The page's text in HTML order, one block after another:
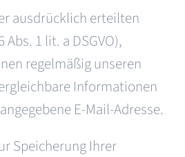
ausdrücklich erteilten
1 lit. a DSGVO),
regelmäßig unseren
Informationen
E-Mail-Adresse.
Speicherung Ihrer